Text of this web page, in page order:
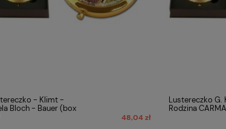
- Klimt -
Bloch - Bauer (box
48,04 zł
Lustereczko G.
Rodzina